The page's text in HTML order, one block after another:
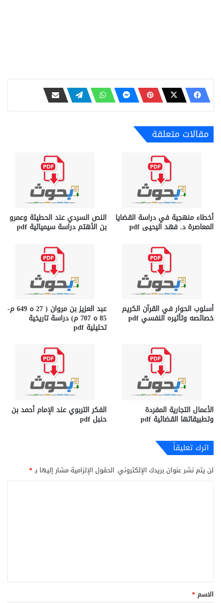
مقالات متعلقة
أخطاء منهجية في دراسة القضايا
المعاصرة د. فهد اليحيى pdf
النص السردي عند الحطيئة وعمرو
بن الأهتم دراسة سيميائية pdf
أسلوب الحوار في القرآن الكريم
خصائصه وتأثيره النفسي pdf
عبد العزيز بن مروان ( 27 ه 649 م-
85 ه 707 م) دراسة تاريخية
تحليلية pdf
الأعمال التجارية المفردة
وتطبيقاتها القضائية pdf
الفكر التربوي عند الإمام أحمد بن
حنبل pdf
اترك تعليقاً
لن يتم نشر عنوان بريدك الإلكتروني. الحقول الإلزامية مشار إليها بـ*
*
الاسم *